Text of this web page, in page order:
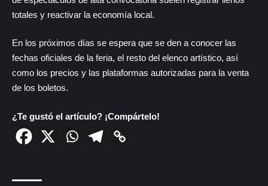
totales y reactivar la economía local.
En los próximos días se espera que se den a conocer las
fechas oficiales de la feria, el resto del elenco artístico, así
como los precios y las plataformas autorizadas para la venta
de los boletos.
¿Te gustó el artículo? ¡Compártelo!